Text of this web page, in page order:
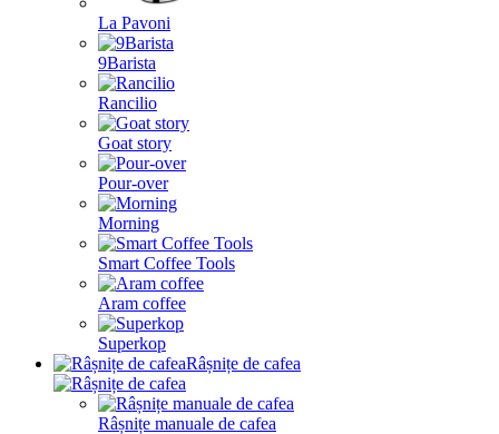
La Pavoni
9Barista
Rancilio
Goat story
Pour-over
Morning
Smart Coffee Tools
Aram coffee
Superkop
Râșnițe de cafea
Râșnițe manuale de cafea